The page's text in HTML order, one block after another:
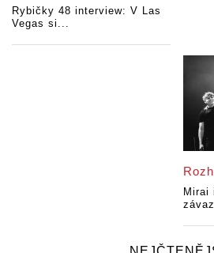
Rybičky 48 interview: V Las
Vegas si...
Mirai